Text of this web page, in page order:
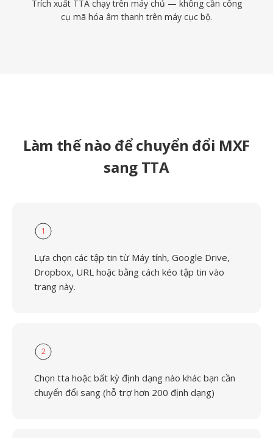
Trích xuất TTA chạy trên máy chủ — không cần công
cụ mã hóa âm thanh trên máy cục bộ.
Làm thế nào để chuyển đổi MXF
sang TTA
1
Lựa chọn các tập tin từ Máy tính, Google Drive,
Dropbox, URL hoặc bằng cách kéo tập tin vào
trang này.
2
Chọn tta hoặc bất kỳ định dạng nào khác bạn cần
chuyển đổi sang (hỗ trợ hơn 200 định dạng)